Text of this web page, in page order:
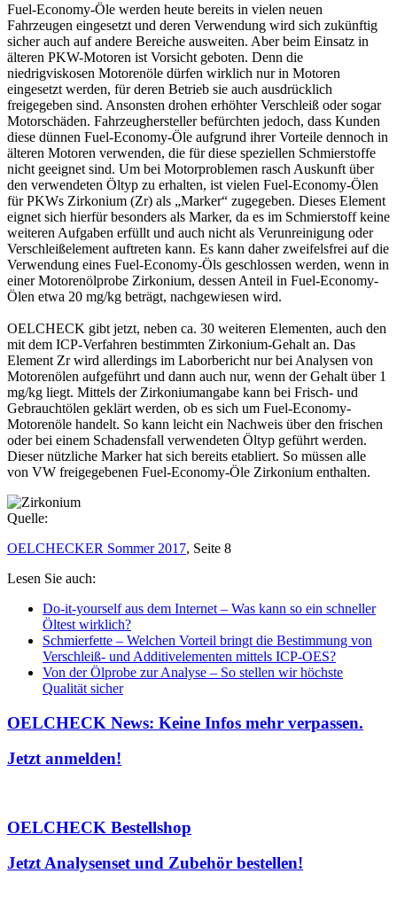
Fuel-Economy-Öle werden heute bereits in vielen neuen
Fahrzeugen eingesetzt und deren Verwendung wird sich zukünftig
sicher auch auf andere Bereiche ausweiten. Aber beim Einsatz in
älteren PKW-Motoren ist Vorsicht geboten. Denn die
niedrigviskosen Motorenöle dürfen wirklich nur in Motoren
eingesetzt werden, für deren Betrieb sie auch ausdrücklich
freigegeben sind. Ansonsten drohen erhöhter Verschleiß oder sogar
Motorschäden. Fahrzeughersteller befürchten jedoch, dass Kunden
diese dünnen Fuel-Economy-Öle aufgrund ihrer Vorteile dennoch in
älteren Motoren verwenden, die für diese speziellen Schmierstoffe
nicht geeignet sind. Um bei Motorproblemen rasch Auskunft über
den verwendeten Öltyp zu erhalten, ist vielen Fuel-Economy-Ölen
für PKWs Zirkonium (Zr) als „Marker“ zugegeben. Dieses Element
eignet sich hierfür besonders als Marker, da es im Schmierstoff keine
weiteren Aufgaben erfüllt und auch nicht als Verunreinigung oder
Verschleißelement auftreten kann. Es kann daher zweifelsfrei auf die
Verwendung eines Fuel-Economy-Öls geschlossen werden, wenn in
einer Motorenölprobe Zirkonium, dessen Anteil in Fuel-Economy-
Ölen etwa 20 mg/kg beträgt, nachgewiesen wird.
OELCHECK gibt jetzt, neben ca. 30 weiteren Elementen, auch den
mit dem ICP-Verfahren bestimmten Zirkonium-Gehalt an. Das
Element Zr wird allerdings im Laborbericht nur bei Analysen von
Motorenölen aufgeführt und dann auch nur, wenn der Gehalt über 1
mg/kg liegt. Mittels der Zirkoniumangabe kann bei Frisch- und
Gebrauchtölen geklärt werden, ob es sich um Fuel-Economy-
Motorenöle handelt. So kann leicht ein Nachweis über den frischen
oder bei einem Schadensfall verwendeten Öltyp geführt werden.
Dieser nützliche Marker hat sich bereits etabliert. So müssen alle
von VW freigegebenen Fuel-Economy-Öle Zirkonium enthalten.
Quelle:
OELCHECKER Sommer 2017, Seite 8
Lesen Sie auch:
Do-it-yourself aus dem Internet – Was kann so ein schneller
Öltest wirklich?
Schmierfette – Welchen Vorteil bringt die Bestimmung von
Verschleiß- und Additivelementen mittels ICP-OES?
Von der Ölprobe zur Analyse – So stellen wir höchste
Qualität sicher
OELCHECK News: Keine Infos mehr verpassen.
Jetzt anmelden!
OELCHECK Bestellshop
Jetzt Analysenset und Zubehör bestellen!